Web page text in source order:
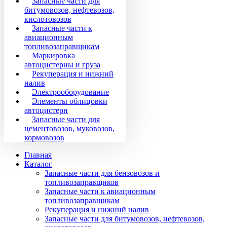
битумовозов, нефтевозов,
кислотовозов
Запасные части к
авиационным
топливозаправщикам
Маркировка
автоцистерны и груза
Рекуперация и нижний
налив
Электрооборудование
Элементы облицовки
автоцистерн
Запасные части для
цементовозов, муковозов,
кормовозов
Главная
Каталог
Запасные части для бензовозов и
топливозаправщиков
Запасные части к авиационным
топливозаправщикам
Рекуперация и нижний налив
Запасные части для битумовозов, нефтевозов,